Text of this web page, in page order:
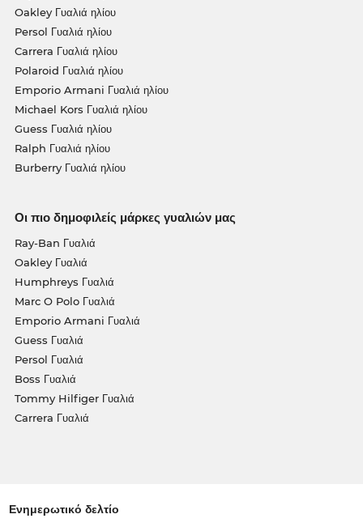
Oakley Γυαλιά ηλίου
Persol Γυαλιά ηλίου
Carrera Γυαλιά ηλίου
Polaroid Γυαλιά ηλίου
Emporio Armani Γυαλιά ηλίου
Michael Kors Γυαλιά ηλίου
Guess Γυαλιά ηλίου
Ralph Γυαλιά ηλίου
Burberry Γυαλιά ηλίου
Οι πιο δημοφιλείς μάρκες γυαλιών μας
Ray-Ban Γυαλιά
Oakley Γυαλιά
Humphreys Γυαλιά
Marc O Polo Γυαλιά
Emporio Armani Γυαλιά
Guess Γυαλιά
Persol Γυαλιά
Boss Γυαλιά
Tommy Hilfiger Γυαλιά
Carrera Γυαλιά
Ενημερωτικό δελτίο